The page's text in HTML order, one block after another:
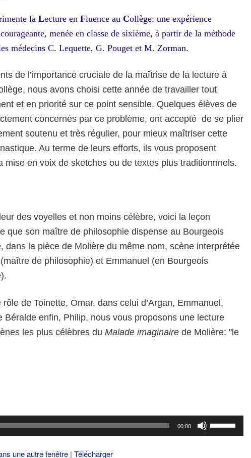
la Lecture en Fluence au Collège: une expérience
menée en classe de sixième, à partir de la méthode
médecins C. Lequette, G. Pouget et M. Zorman.
de l’importance cruciale de la maîtrise de la lecture à
nous avons choisi cette année de travailler tout
et en priorité sur ce point sensible. Quelques élèves de
concernés par ce problème, ont accepté de se plier
soutenu et très régulier, pour mieux maîtriser cette
Au terme de leurs efforts, ils vous proposent
mise en voix de sketches ou de textes plus traditionnnels.
des voyelles et non moins célèbre, voici la leçon
que son maître de philosophie dispense au Bourgeois
dans la pièce de Molière du même nom, scène interprétée
de philosophie) et Emmanuel (en Bourgeois
de Toinette, Omar, dans celui d’Argan, Emmanuel,
Béralde enfin, Philip, nous vous proposons une lecture
les plus célèbres du Malade imaginaire de Molière: "le
00:00
une autre fenêtre | Télécharger